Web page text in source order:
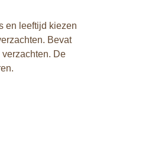
en leeftijd kiezen
Bevat
De